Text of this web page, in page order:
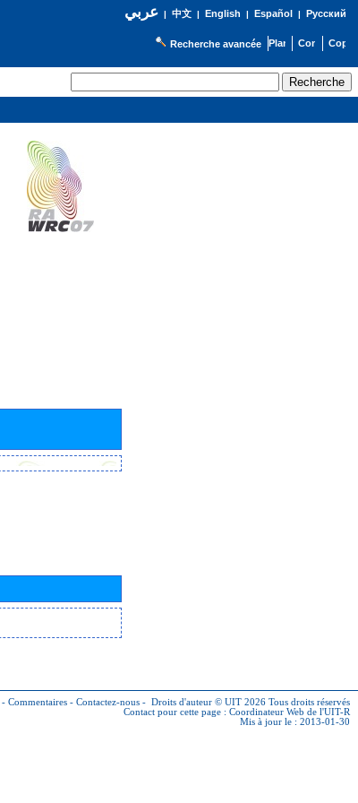
عربي| 中文| English | Español | Русский
Recherche avancée
- Commentaires - Contactez-nous - Droits d'auteur © UIT 2026 Tous droits réservés
Contact pour cette page : Coordinateur Web de l'UIT-R
Mis à jour le : 2013-01-30